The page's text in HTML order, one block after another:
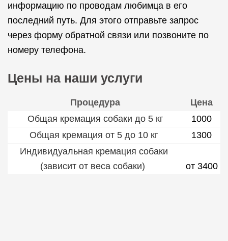
информацию по проводам любимца в его
последний путь. Для этого отправьте запрос
через форму обратной связи или позвоните по
номеру телефона.
Цены на наши услуги
Процедура
Цена
Общая кремация собаки до 5 кг
1000
Общая кремация от 5 до 10 кг
1300
Индивидуальная кремация собаки
(зависит от веса собаки)
от 3400